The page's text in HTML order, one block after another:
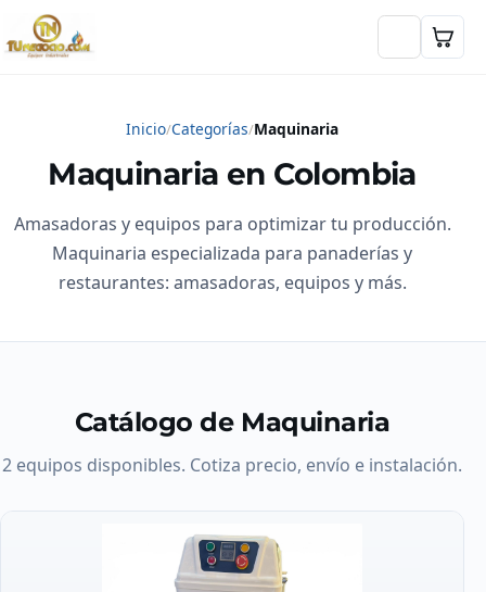
Inicio Categorías Maquinaria
Maquinaria en Colombia
Amasadoras y equipos para optimizar tu producción.
Maquinaria especializada para panaderías y
restaurantes: amasadoras, equipos y más.
Catálogo de Maquinaria
2 equipos disponibles. Cotiza precio, envío e instalación.